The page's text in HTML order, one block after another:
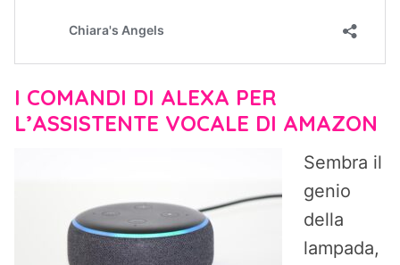
I COMANDI DI ALEXA PER
L’ASSISTENTE VOCALE DI AMAZON
Sembra il
genio
della
lampada,